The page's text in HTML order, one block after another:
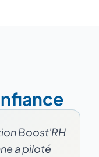
Boost'RH
a piloté